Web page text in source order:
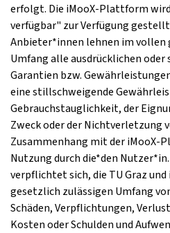
erfolgt. Die iMooX-Plattform
verfügbar" zur Verfügung
Anbieter*innen lehnen im vollen
Umfang alle ausdrücklichen
Garantien bzw.
eine stillschweigende
Gebrauchstauglichkeit, der
Zweck oder der Nichtverletzung
Zusammenhang mit der iMooX-
Nutzung durch die*den
verpflichtet sich, die TU Graz
gesetzlich zulässigen Umfang
Schäden, Verpflichtungen,
Kosten oder Schulden und